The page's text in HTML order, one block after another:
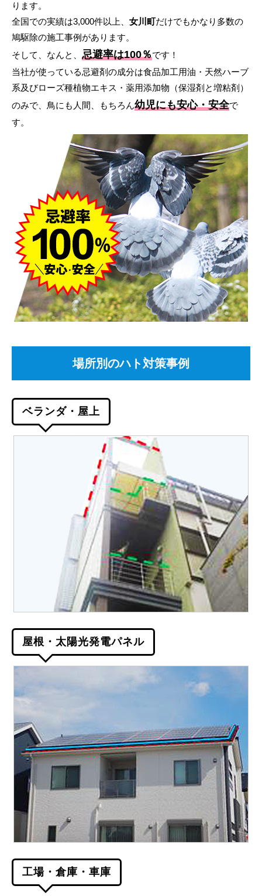
ります。
全国での実績は3,000件以上、 女川町だけでもかなり多数の
鳩駆除の施工事例があります。
そして、なんと、 忌避率は100％です！
当社が使っている忌避剤の成分は食品加工用油・天然ハーブ
系及びローズ種植物エキス・薬用添加物（保湿剤と増粘剤）
のみで、鳥にも人間、もちろん幼児にも安心・安全で
す。
場所別のハト対策事例
ベランダ・屋上
屋根・太陽光発電パネル
工場・倉庫・車庫